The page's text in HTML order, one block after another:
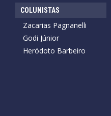
COLUNISTAS
Zacarias Pagnanelli
Godi Júnior
Heródoto Barbeiro